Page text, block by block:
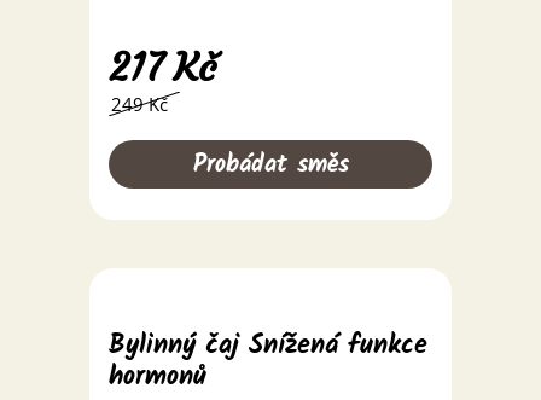
217 Kč
249 Kč
Probádat směs
Bylinný čaj Snížená funkce
hormonů